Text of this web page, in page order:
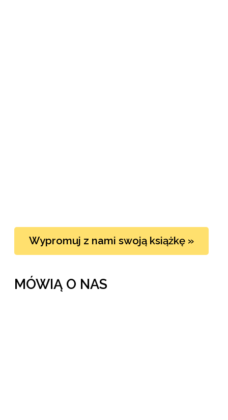
Wypromuj z nami swoją książkę »
MÓWIĄ O NAS